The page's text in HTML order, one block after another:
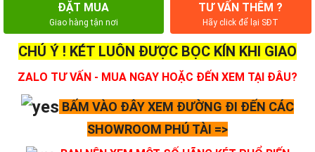
ĐẶT MUA
Giao hàng tận nơi
TƯ VẤN THÊM ?
Hãy click để lại SĐT
CHÚ Ý ! KÉT LUÔN ĐƯỢC BỌC KÍN KHI GIAO
ZALO TƯ VẤN - MUA NGAY HOẶC ĐẾN XEM TẠI ĐÂU?
BẤM VÀO ĐÂY XEM ĐƯỜNG ĐI ĐẾN CÁC
SHOWROOM PHÚ TÀI =>